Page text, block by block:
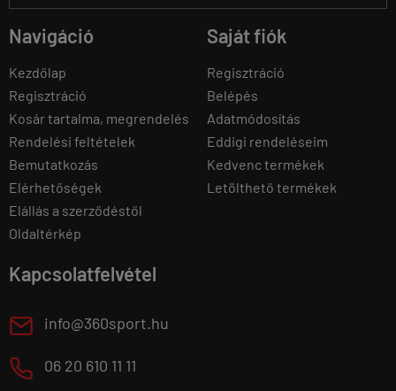
Navigáció
Kezdőlap
Regisztráció
Kosár tartalma, megrendelés
Rendelési feltételek
Bemutatkozás
Elérhetőségek
Elállás a szerződéstől
Oldaltérkép
Saját fiók
Regisztráció
Belépés
Adatmódosítás
Eddigi rendeléseim
Kedvenc termékek
Letölthető termékek
Kapcsolatfelvétel
E info@360sport.hu
M 06 20 610 11 11